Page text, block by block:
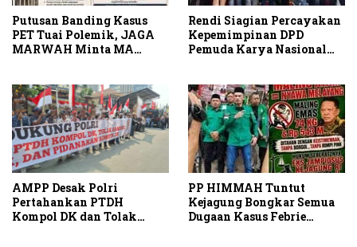
Putusan Banding Kasus
PET Tuai Polemik, JAGA
MARWAH Minta MA
Rendi Siagian Percayakan
Kepemimpinan DPD
Pemuda Karya Nasional
AMPP Desak Polri
Pertahankan PTDH
Kompol DK dan Tolak
PP HIMMAH Tuntut
Kejagung Bongkar Semua
Dugaan Kasus Febrie